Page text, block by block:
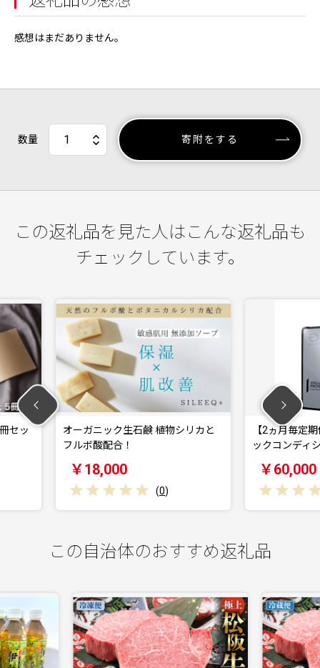
感想はまだありません。
数量 寄附をする
この返礼品を見た人はこんな返礼品も
チェックしています。
植物シリカと
【2ヵ月毎定期便】スカルプD パ
ックコンディショナ…
￥60,000
【
タ
この自治体のおすすめ返礼品